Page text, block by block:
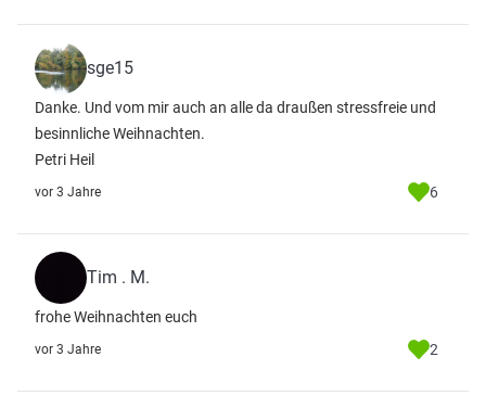
sge15
Danke. Und vom mir auch an alle da draußen stressfreie und
besinnliche Weihnachten.
Petri Heil
vor 3 Jahre 6
Tim . M.
frohe Weihnachten euch
vor 3 Jahre 2